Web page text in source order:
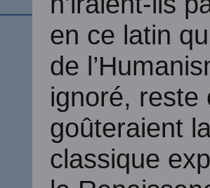
en ce latin
de
ignoré, reste
goûteraient
classique